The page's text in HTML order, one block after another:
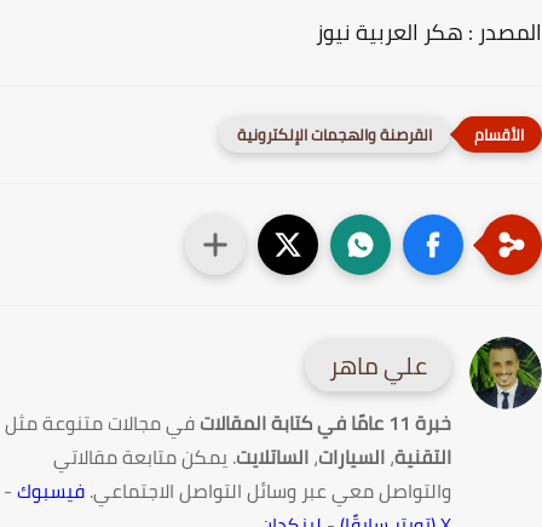
: هكر العربية نيوز
القرصنة والهجمات الإلكترونية
علي ماهر
خبرة 11 عامًا في كتابة المقالات
في مجالات متنوعة مثل
التقنية،السيارات،الساتلايت. يمكن متابعة مقالاتي
والتواصل معي عبر وسائل التواصل الاجتماعي.فيسبوك-